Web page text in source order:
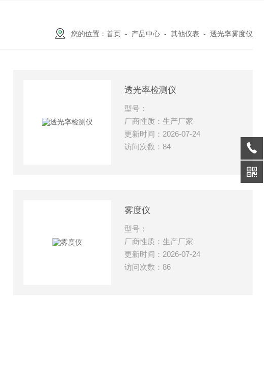
您的位置： 首页 - 产品中心 - 其他仪表 - 透光率雾度仪
透光率检测仪
型号：
厂商性质：生产厂家
更新时间：2026-07-24
访问次数：84
雾度仪
型号：
厂商性质：生产厂家
更新时间：2026-07-24
访问次数：86